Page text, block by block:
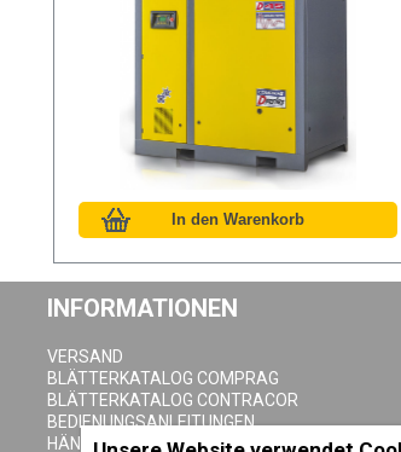
INFORMATIONEN
VERSAND
BLÄTTERKATALOG COMPRAG
BLÄTTERKATALOG CONTRACOR
BEDIENUNGSANLEITUNGEN
HÄNDLER SEITE